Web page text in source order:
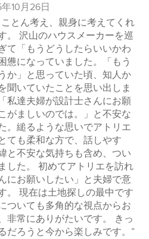
10月26日
とん考え、親身に考えてくれ
。 沢山のハウスメーカーを巡
て「もうどうしたらいいかわ
憊になっていました。「もう
か」と思っていた頃、知人か
聞いていたことを思い出しま
私達夫婦が設計士さんにお願
がましいのでは。」と不安な
。縋るような思いでアトリエ
ても柔和な方で、話しやす
と不安な気持ちも含め、つい
した。 初めてアトリエを訪れ
にお願いしたい」と夫婦で意
。 現在は土地探しの最中です
ついても多角的な視点からお
非常にありがたいです。 きっ
だろうと今から楽しみです。”